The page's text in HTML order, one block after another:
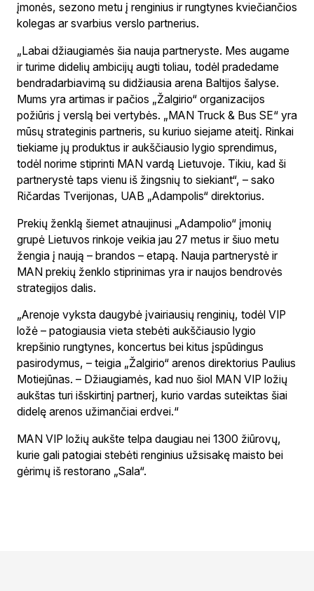
įmonės, sezono metu į renginius ir rungtynes kviečiančios
kolegas ar svarbius verslo partnerius.
„Labai džiaugiamės šia nauja partneryste. Mes augame
ir turime didelių ambicijų augti toliau, todėl pradedame
bendradarbiavimą su didžiausia arena Baltijos šalyse.
Mums yra artimas ir pačios „Žalgirio“ organizacijos
požiūris į verslą bei vertybės. „MAN Truck & Bus SE“ yra
mūsų strateginis partneris, su kuriuo siejame ateitį. Rinkai
tiekiame jų produktus ir aukščiausio lygio sprendimus,
todėl norime stiprinti MAN vardą Lietuvoje. Tikiu, kad ši
partnerystė taps vienu iš žingsnių to siekiant“, – sako
Ričardas Tverijonas, UAB „Adampolis“ direktorius.
Prekių ženklą šiemet atnaujinusi „Adampolio“ įmonių
grupė Lietuvos rinkoje veikia jau 27 metus ir šiuo metu
žengia į naują – brandos – etapą. Nauja partnerystė ir
MAN prekių ženklo stiprinimas yra ir naujos bendrovės
strategijos dalis.
„Arenoje vyksta daugybė įvairiausių renginių, todėl VIP
ložė – patogiausia vieta stebėti aukščiausio lygio
krepšinio rungtynes, koncertus bei kitus įspūdingus
pasirodymus, – teigia „Žalgirio“ arenos direktorius Paulius
Motiejūnas. – Džiaugiamės, kad nuo šiol MAN VIP ložių
aukštas turi išskirtinį partnerį, kurio vardas suteiktas šiai
didelę arenos užimančiai erdvei.“
MAN VIP ložių aukšte telpa daugiau nei 1300 žiūrovų,
kurie gali patogiai stebėti renginius užsisakę maisto bei
gėrimų iš restorano „Sala“.